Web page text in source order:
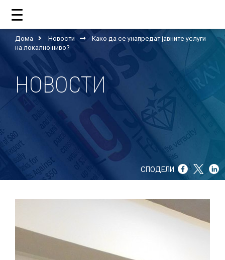
ДОМА
ЗА НАС
ШТО РАБОТИ ЦУП?
НАШИОТ ТИМ
НАШИ ПОДДРЖУВАЧИ
ГОДИШНИ ИЗВЕШТАИ
ИСО 9001
НОВОСТИ
Дома Новости
Како да се унапредат јавните услуги
на локално ниво?
НОВОСТИ
СПОДЕЛИ